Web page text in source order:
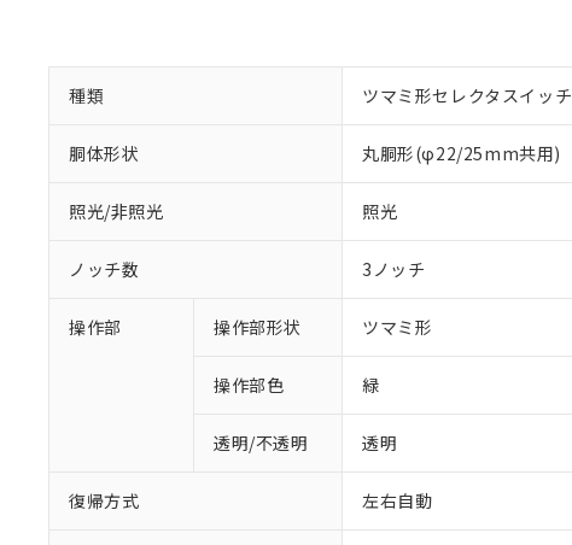
種類 ツマミ形セレクタスイッチ
胴体形状 丸胴形(φ22/25mm共用)
照光/非照光 照光
ノッチ数 3ノッチ
操作部 操作部形状 ツマミ形
操作部色 緑
透明/不透明 透明
復帰方式 左右自動